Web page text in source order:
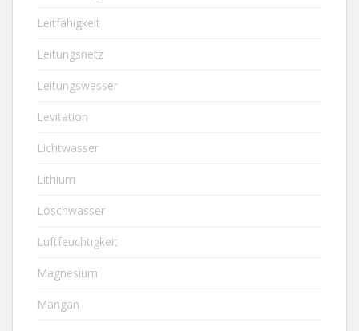
Leitfähigkeit
Leitungsnetz
Leitungswasser
Levitation
Lichtwasser
Lithium
Löschwasser
Luftfeuchtigkeit
Magnesium
Mangan